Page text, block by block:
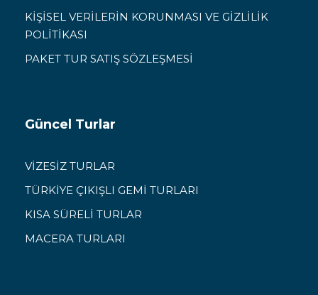
KİŞİSEL VERİLERİN KORUNMASI VE GİZLİLİK
POLİTİKASI
PAKET TUR SATIŞ SÖZLEŞMESİ
Güncel Turlar
VİZESİZ TURLAR
TÜRKİYE ÇIKIŞLI GEMİ TURLARI
KISA SÜRELİ TURLAR
MACERA TURLARI